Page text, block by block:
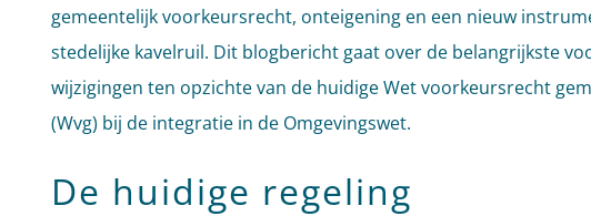
gemeentelijk voorkeursrecht, onteigening en een nieuw
stedelijke kavelruil. Dit blogbericht gaat over de belangrijkste
wijzigingen ten opzichte van de huidige Wet voorkeursrecht
(Wvg) bij de integratie in de Omgevingswet.
De huidige regeling